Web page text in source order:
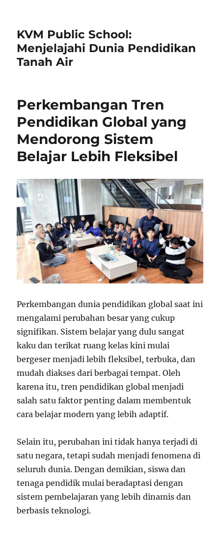
KVM Public School:
Menjelajahi Dunia Pendidikan
Tanah Air
Perkembangan Tren
Pendidikan Global yang
Mendorong Sistem
Belajar Lebih Fleksibel
Perkembangan dunia pendidikan global saat ini
mengalami perubahan besar yang cukup
signifikan. Sistem belajar yang dulu sangat
kaku dan terikat ruang kelas kini mulai
bergeser menjadi lebih fleksibel, terbuka, dan
mudah diakses dari berbagai tempat. Oleh
karena itu, tren pendidikan global menjadi
salah satu faktor penting dalam membentuk
cara belajar modern yang lebih adaptif.
Selain itu, perubahan ini tidak hanya terjadi di
satu negara, tetapi sudah menjadi fenomena di
seluruh dunia. Dengan demikian, siswa dan
tenaga pendidik mulai beradaptasi dengan
sistem pembelajaran yang lebih dinamis dan
berbasis teknologi.